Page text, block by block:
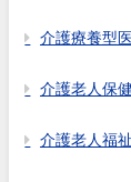
介護療養型
介護老人保
介護老人福